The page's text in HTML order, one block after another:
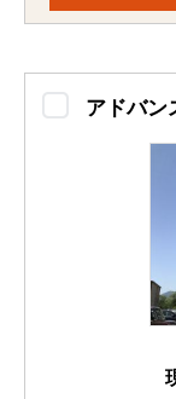
開放感あふれる
その一方で、
プライベート
い”間取りです。
大掛かりなリ
アドバン